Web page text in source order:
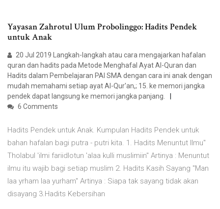
Yayasan Zahrotul Ulum Probolinggo: Hadits Pendek
untuk Anak
20 Jul 2019 Langkah-langkah atau cara mengajarkan hafalan
quran dan hadits pada Metode Menghafal Ayat Al-Quran dan
Hadits dalam Pembelajaran PAI SMA dengan cara ini anak dengan
mudah memahami setiap ayat Al-Qur'an,; 15. ke memori jangka
pendek dapat langsung ke memori jangka panjang.
6 Comments
Hadits Pendek untuk Anak. Kumpulan Hadits Pendek untuk
bahan hafalan bagi putra - putri kita. 1. Hadits Menuntut Ilmu"
Tholabul 'ilmi fariidlotun 'alaa kulli muslimiin" Artinya : Menuntut
ilmu itu wajib bagi setiap muslim 2. Hadits Kasih Sayang "Man
laa yrham laa yurham" Artinya : Siapa tak sayang tidak akan
disayang 3.Hadits Kebersihan